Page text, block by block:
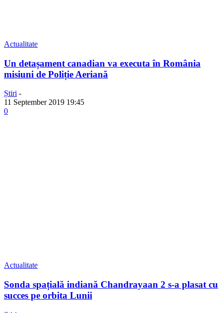
Actualitate
Un detașament canadian va executa în România
misiuni de Poliție Aeriană
Știri -
11 September 2019 19:45
0
Actualitate
Sonda spațială indiană Chandrayaan 2 s-a plasat cu
succes pe orbita Lunii